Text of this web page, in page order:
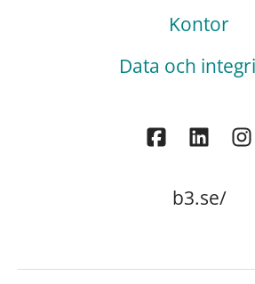
Kontor
Data och
b3.se/